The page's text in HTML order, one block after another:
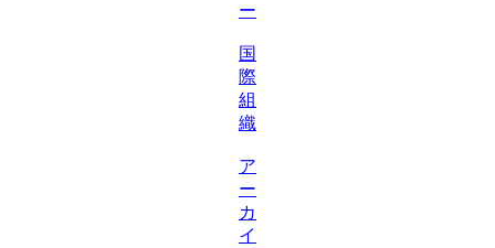
ー
国
際
組
織
ア
ー
カ
イ